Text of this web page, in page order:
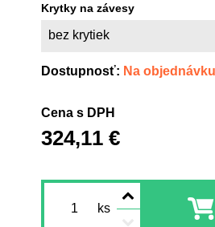
Krytky na závesy
bez krytiek
Dostupnosť: Na objednávku
Cena s DPH
324,11 €
ks